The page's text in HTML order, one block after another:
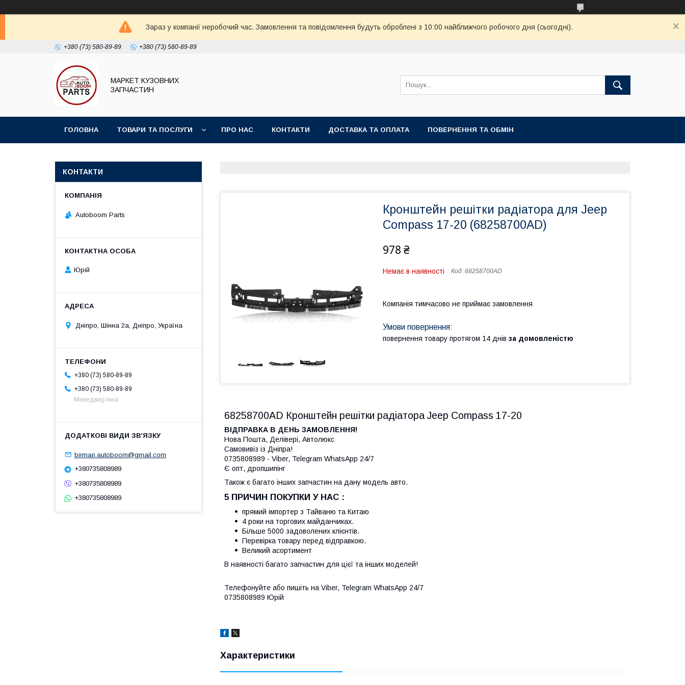
Зараз у компанії неробочий час. Замовлення та повідомлення будуть оброблені з 10:00 найближчого робочого дня (сьогодні).
+380 (73) 580-89-89 +380 (73) 580-89-89
МАРКЕТ КУЗОВНИХ
ЗАПЧАСТИН
ГОЛОВНА ТОВАРИ ТА ПОСЛУГИ ПРО НАС КОНТАКТИ ДОСТАВКА ТА ОПЛАТА ПОВЕРНЕННЯ ТА ОБМІН
Кронштейн решітки радіатора для Jeep
Compass 17-20 (68258700AD)
978 ₴
Немає в наявності Код: 68258700AD
Компанія тимчасово не приймає замовлення
повернення товару протягом 14 днів за домовленістю
68258700AD Кронштейн решітки радіатора Jeep Compass 17-20
ВІДПРАВКА В ДЕНЬ ЗАМОВЛЕННЯ!
Нова Пошта, Делівері, Автолюкс
Самовивіз із Дніпра!
0735808989 - Viber, Telegram WhatsApp 24/7
Є опт, дропшипінг
Також є багато інших запчастин на дану модель авто.
5 ПРИЧИН ПОКУПКИ У НАС :
прямий імпортер з Тайваню та Китаю
4 роки на торгових майданчиках.
Більше 5000 задоволених клієнтів.
Перевірка товару перед відправкою.
Великий асортимент
В наявності багато запчастин для цієї та інших моделей!
Телефонуйте або пишіть на Viber, Telegram WhatsApp 24/7
0735808989 Юрій
Характеристики
КОНТАКТИ
Autoboom Parts
Юрій
Дніпро, Шінна 2а, Дніпро, Україна
+380 (73) 580-89-89
+380 (73) 580-89-89
Менеджер Інна
birman.autoboom@gmail.com
+380735808989
+380735808989
+380735808989